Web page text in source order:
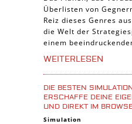
Überlisten von
Reiz dieses Genres
die Welt der
einem
WEITERLESEN
DIE BESTEN
ERSCHAFFE DEINE
UND DIREKT IM
Simulation